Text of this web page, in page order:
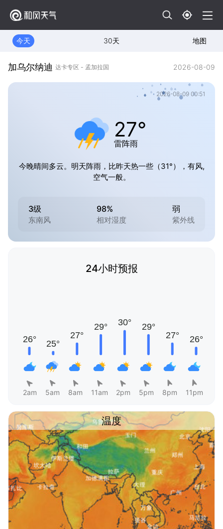
今天 30天 地图
加乌尔纳迪 达卡专区 - 孟加拉国 2026-08-09
2026-08-09 00:51
27°
雷阵雨
今晚晴间多云。明天阵雨，比昨天热一些（31°），有风,
空气一般。
3级
东南风
98%
相对湿度
弱
紫外线
24小时预报
2am 5am 8am 11am 2pm 5pm 8pm 11pm
温度